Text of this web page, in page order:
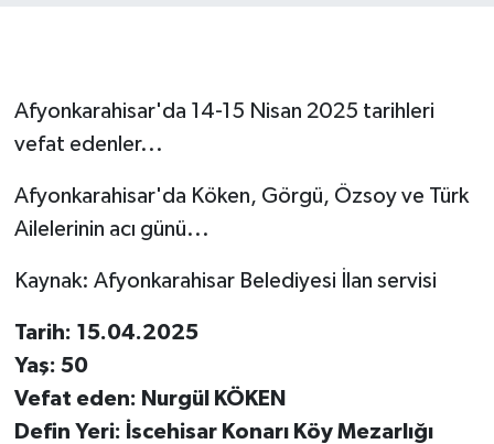
Afyonkarahisar'da 14-15 Nisan 2025 tarihleri
vefat edenler...
Afyonkarahisar'da Köken, Görgü, Özsoy ve Türk
Ailelerinin acı günü...
Kaynak: Afyonkarahisar Belediyesi İlan servisi
Tarih: 15.04.2025
Yaş: 50
Vefat eden: Nurgül KÖKEN
Defin Yeri: İscehisar Konarı Köy Mezarlığı